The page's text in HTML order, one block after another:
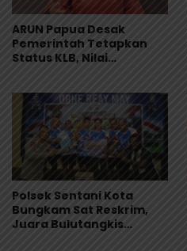
ARUN Papua Desak
Pemerintah Tetapkan
Status KLB, Nilai
Sentuh Akar Masalah
MBG
Polsek Sentani Kota
Bungkam Sat Reskrim,
Juara Bulutangkis